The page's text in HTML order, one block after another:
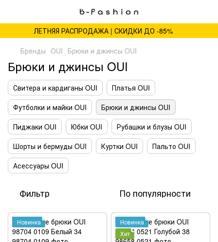
ЛЕТНЯЯ РАСПРОДАЖА | СКИДКИ ДО -85%
Бренды OUI Брюки и джинсы OUI
Брюки и джинсы OUI
Свитера и кардиганы OUI
Платья OUI
Футболки и майки OUI
Брюки и джинсы OUI
Пиджаки OUI
Юбки OUI
Рубашки и блузы OUI
Шорты и бермуды OUI
Куртки OUI
Пальто OUI
Асессуары OUI
Фильтр По популярности
Новинка
Новинка
Хит